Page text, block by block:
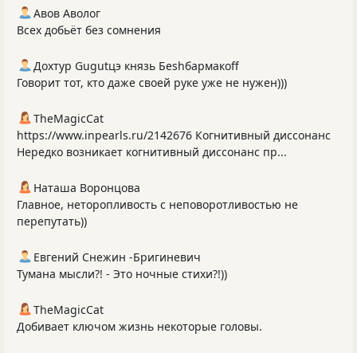
Авов Аволог
Всех добьёт без сомнения
Дохтур Gugutцэ князь Беshбармакоff
Говорит тот, кто даже своей руке уже не нужен)))
TheMagicCat
https://www.inpearls.ru/2142676 Когнитивный диссонанс
Нередко возникает когнитивный диссонанс пр...
Наташа Воронцова
Главное, неторопливость с неповоротливостью не
перепутать))
Евгений Снежин -Бригиневич
Тумана мысли?! - Это ночные стихи?!))
TheMagicCat
Добивает ключом жизнь некоторые головы.